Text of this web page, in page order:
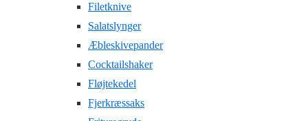
Filetknive
Salatslynger
Æbleskivepander
Cocktailshaker
Fløjtekedel
Fjerkræssaks